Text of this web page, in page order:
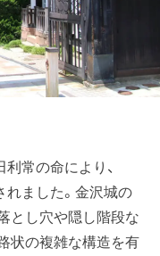
利常の命により、
ました。金沢城の
とし穴や隠し階段な
状の複雑な構造を有